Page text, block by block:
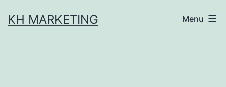
tilKH MARKETING Menu